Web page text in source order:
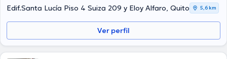
el ideal de tener una formación continua en su temática de
especialización y ha compartido importantes comunicados.
Edif.Santa Lucía Piso 4 Suiza 209 y Eloy Alfaro, Quito 5,6 km
Ver perfil